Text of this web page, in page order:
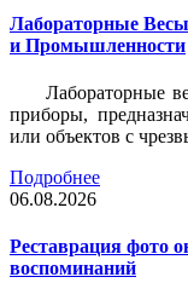
Лабораторные
и Промышленности
Лабораторные
приборы,
или объектов с
Подробнее
06.08.2026
Реставрация фото
воспоминаний